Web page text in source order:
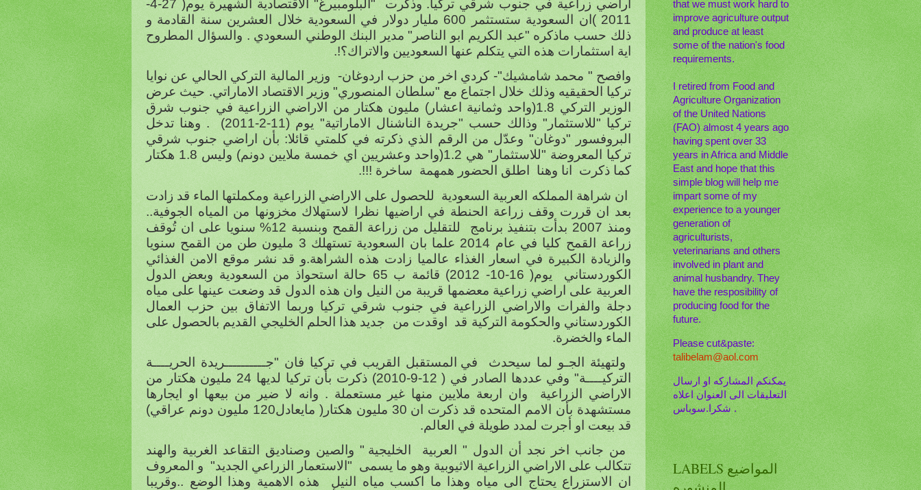
اراضي زراعية في جنوب شرقي تركيا. وذكرت
"البلومبيرغ" الاقتصادية الشهيرة يوم( 27-4-
2011 )ان السعودية ستستثمر 600 مليار دولار في السعودية خلال العشرين سنة القادمة و
ذلك حسب ماذكره "عبد الكريم ابو الناصر" مدير البنك الوطني السعودي . والسؤال المطروح
اية استثمارات هذه التي يتكلم عنها السعوديين والاتراك؟!.
وافصح " محمد شامشيك"- كردي اخر من حزب اردوغان- وزير المالية التركي الحالي عن نوايا
تركيا الحقيقيه وذلك خلال اجتماع مع "سلطان المنصوري" وزير الاقتصاد الاماراتي. حيث عرض
الوزير التركي 1.8(واحد وثمانية اعشار) مليون هكتار من الاراضي الزراعية في جنوب شرق
تركيا "للاستثمار" وذالك حسب "جريدة الناشنال الاماراتية" يوم (11-2-2011)
. وهنا تدخل
البروفسور "دوغان" وعدّل من الرقم الذي ذكرته في كلمتي قائلا: بأن اراضي جنوب شرقي
تركيا المعروضة "للاستثمار" هي 1.2(واحد وعشريين اي خمسة ملايين دونم) وليس 1.8 هكتار
كما ذكرت
انا وهنا اطلق الحضور همهمة ساخرة !!!.
ان شراهة المملكه العربية السعودية
للحصول على الاراضي الزراعية ومكملتها الماء قد زادت
بعد ان قررت وقف زراعة الحنطة في اراضيها نظرا لاستهلاك مخزونها من المياه الجوفية..
ومنذ 2007 بدأت بتنفيذ برنامج
للتقليل من زراعة القمح وبنسبة 12% سنويا على ان تُوقف
زراعة القمح كليا في عام 2014 علما بان السعودية تستهلك 3 مليون طن من القمح سنويا
والزيادة الكبيرة في اسعار الغذاء عالميا زادت هذه الشراهة.و قد نشر موقع الامن الغذائي
الكوردستاني
يوم( 16-10- 2012) قائمة ب 65 حالة استحواذ من السعودية وبعض الدول
العربية على اراضي زراعية معضمها قريبة من النيل وان هذه الدول قد وضعت عينها على مياه
دجلة والفرات والاراضي الزراعية في جنوب شرقي تركيا وربما الاتفاق بين حزب العمال
الكوردستاني والحكومة التركية قد اوقدت من
جديد هذا الحلم الخليجي القديم بالحصول على
الماء والخضرة.
ولتهيئة الجـو لما سيحدث
في المستقبل القريب في تركيا فان "جــــــــــريدة الحريــــة
التركيــــة" وفي عددها الصادر في ( 12-9-2010) ذكرت بأن تركيا لديها 24 مليون هكتار من
الاراضي الزراعية
وان اربعة ملايين منها غير مستعملة . وانه لا ضير من بيعها او ايجارها
مستشهدة بأن الامم المتحده قد ذكرت ان 30 مليون هكتار( مايعادل120 مليون دونم عراقي)
قد بيعت او أجرت لمدد طويلة في العالم.
من جانب اخر نجد أن الدول " العربية
الخليجية " والصين وصناديق التقاعد الغربية والهند
تتكالب على الاراضي الزراعية الاثيوبية وهو ما يسمى "الاستعمار الزراعي الجديد" و المعروف
ان الاستزراع يحتاج الى مياه وهذا ما اكسب مياه النيل
هذه الاهمية وهذا الوضع ..وقريبا
that we must work hard to
improve agriculture output
and produce at least
some of the nation's food
requirements.
I retired from Food and
Agriculture Organization
of the United Nations
(FAO) almost 4 years ago
having spent over 33
years in Africa and Middle
East and hope that this
simple blog will help me
impart some of my
experience to a younger
generation of
agriculturists,
veterinarians and others
involved in plant and
animal husbandry. They
have the resposibility of
producing food for the
future.
Please cut&paste:
talibelam@aol.com
يمكنكم المشاركه او ارسال
التعليقات الى العنوان اعلاه
. شكرا.سوباس
LABELS المواضيع